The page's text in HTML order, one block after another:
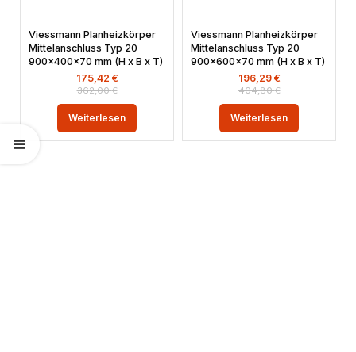
Viessmann Planheizkörper
Mittelanschluss Typ 20
900x400x70 mm (H x B x T)
362,00€
175,42 €
Weiterlesen
Viessmann Planheizkörper
Mittelanschluss Typ 20
900x600x70 mm (H x B x T)
404,80€
196,29 €
Weiterlesen